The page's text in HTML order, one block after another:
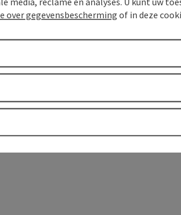
over gegevensbescherming of in deze